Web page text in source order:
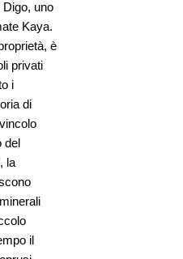
Digo, uno
Kaya.
è
privati
i
di
del
la
il